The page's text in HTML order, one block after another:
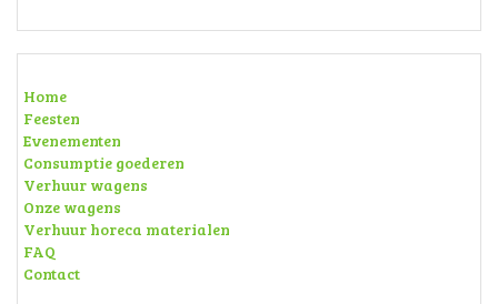
Home
Feesten
Evenementen
Consumptie goederen
Verhuur wagens
Onze wagens
Verhuur horeca materialen
FAQ
Contact